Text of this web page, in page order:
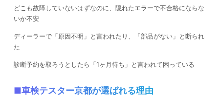
どこも故障していないはずなのに、隠れたエラーで不合格にならな
いか不安
ディーラーで「原因不明」と言われたり、「部品がない」と断られ
た
診断予約を取ろうとしたら「1ヶ月待ち」と言われて困っている
■車検テスター京都が選ばれる理由